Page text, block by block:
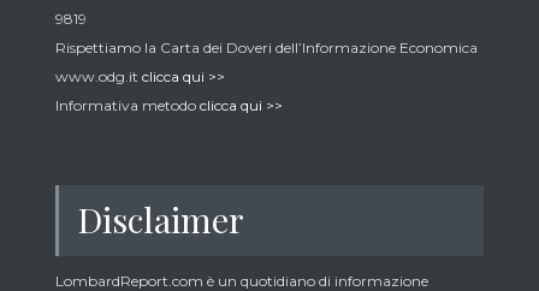
9819
Rispettiamo la Carta dei Doveri dell’Informazione Economica
www.odg.it clicca qui >>
Informativa metodo clicca qui >>
Disclaimer
LombardReport.com è un quotidiano di informazione